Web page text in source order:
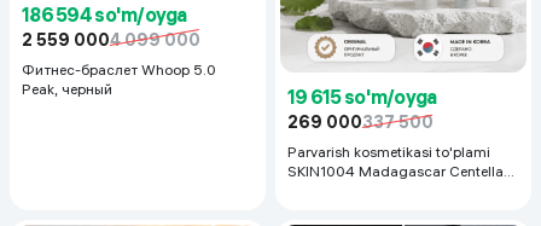
186 594 so'm/oyga
2 559 0004 099 000
Фитнес-браслет Whoop 5.0
Peak, черный
19 615 so'm/oyga
269 000337 500
Parvarish kosmetikasi to'plami
SKIN1004 Madagascar Centella